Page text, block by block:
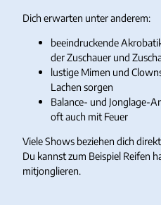
Dich erwarten unter anderem:
beeindruckende
der Zuschauer und
lustige Mimen und
Lachen sorgen
Balance- und Jonglage-
oft auch mit Feuer
Viele Shows beziehen dich
Du kannst zum Beispiel Reifen
mitjonglieren.